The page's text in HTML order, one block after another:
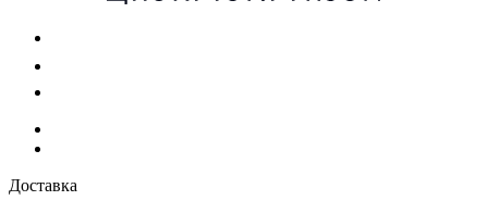
Доставка